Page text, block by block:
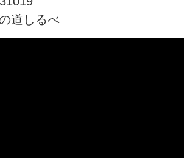
道しるべ